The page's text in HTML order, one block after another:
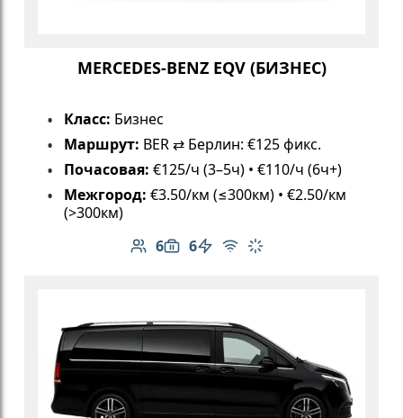
MERCEDES-BENZ EQV (БИЗНЕС)
Класс: Бизнес
Маршрут: BER ⇄ Берлин: €125 фикс.
Почасовая: €125/ч (3–5ч) • €110/ч (6ч+)
Межгород: €3.50/км (≤300км) • €2.50/км
(>300км)
6
Количество пассажиров: 6
6
Вместимость багажа: 6
Электромобиль
Бесплатный Wi-Fi
Климат-контроль